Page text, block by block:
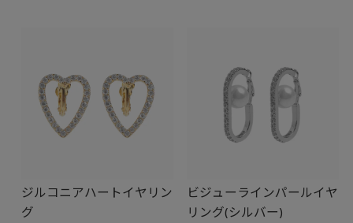
ジルコニアハートイヤリン
グ
ビジューラインパールイヤ
リング(シルバー)